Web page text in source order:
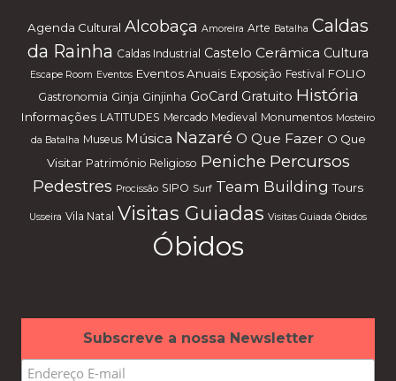
Agenda Cultural Alcobaça Amoreira Arte Batalha Caldas
da Rainha Caldas Industrial Castelo Cerâmica Cultura
Escape Room Eventos Eventos Anuais Exposição Festival FOLIO
Gastronomia Ginja Ginjinha GoCard Gratuito História
Informações LATITUDES Mercado Medieval Monumentos Mosteiro
da Batalha Museus Música Nazaré O Que Fazer O Que
Visitar Património Religioso Peniche Percursos
Pedestres Procissão SIPO Surf Team Building Tours
Usseira Vila Natal Visitas Guiadas Visitas Guiada Óbidos
Óbidos
Subscreve a nossa Newsletter